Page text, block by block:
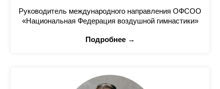
Руководитель международного направления ОФСОО
«Национальная Федерация воздушной гимнастики»
Подробнее →